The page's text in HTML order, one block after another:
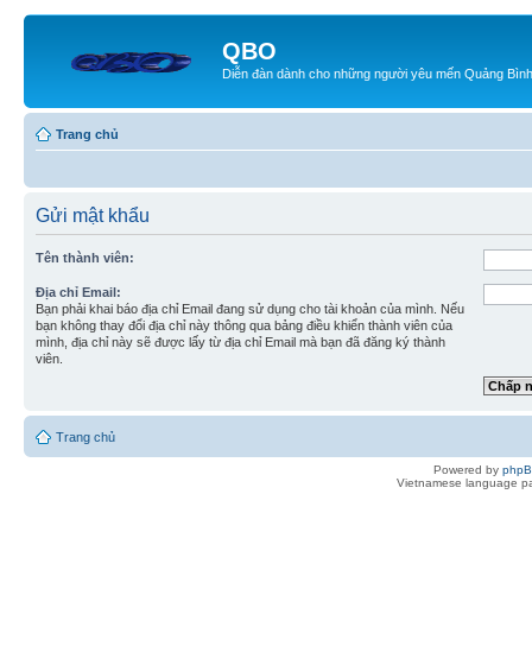
QBO
Diễn đàn dành cho những người yêu mến Quảng Bình
Trang chủ
Gửi mật khẩu
Tên thành viên:
Địa chỉ Email:
Bạn phải khai báo địa chỉ Email đang sử dụng cho tài khoản của mình. Nếu
bạn không thay đổi địa chỉ này thông qua bảng điều khiển thành viên của
mình, địa chỉ này sẽ được lấy từ địa chỉ Email mà bạn đã đăng ký thành
viên.
Trang chủ
Powered by
Vietnamese language